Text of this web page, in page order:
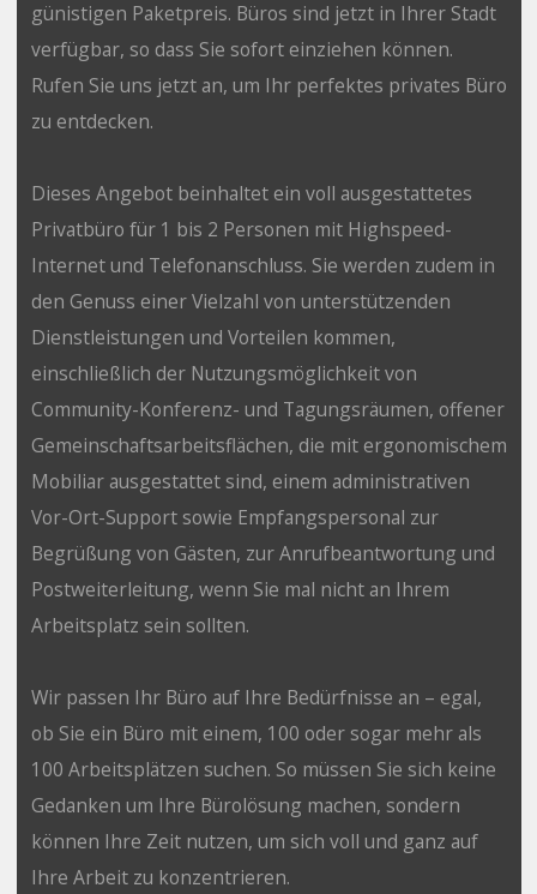
günistigen Paketpreis. Büros sind jetzt in Ihrer Stadt
verfügbar, so dass Sie sofort einziehen können.
Rufen Sie uns jetzt an, um Ihr perfektes privates Büro
zu entdecken.
Dieses Angebot beinhaltet ein voll ausgestattetes
Privatbüro für 1 bis 2 Personen mit Highspeed-
Internet und Telefonanschluss. Sie werden zudem in
den Genuss einer Vielzahl von unterstützenden
Dienstleistungen und Vorteilen kommen,
einschließlich der Nutzungsmöglichkeit von
Community-Konferenz- und Tagungsräumen, offener
Gemeinschaftsarbeitsflächen, die mit ergonomischem
Mobiliar ausgestattet sind, einem administrativen
Vor-Ort-Support sowie Empfangspersonal zur
Begrüßung von Gästen, zur Anrufbeantwortung und
Postweiterleitung, wenn Sie mal nicht an Ihrem
Arbeitsplatz sein sollten.
Wir passen Ihr Büro auf Ihre Bedürfnisse an – egal,
ob Sie ein Büro mit einem, 100 oder sogar mehr als
100 Arbeitsplätzen suchen. So müssen Sie sich keine
Gedanken um Ihre Bürolösung machen, sondern
können Ihre Zeit nutzen, um sich voll und ganz auf
Ihre Arbeit zu konzentrieren.